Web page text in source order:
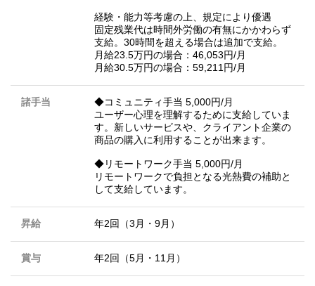
経験・能力等考慮の上、規定により優遇
固定残業代は時間外労働の有無にかかわらず
支給。30時間を超える場合は追加で支給。
月給23.5万円の場合：46,053円/月
月給30.5万円の場合：59,211円/月
諸手当
◆コミュニティ手当 5,000円/月
ユーザー心理を理解するために支給していま
す。新しいサービスや、クライアント企業の
商品の購入に利用することが出来ます。
◆リモートワーク手当 5,000円/月
リモートワークで負担となる光熱費の補助と
して支給しています。
昇給 年2回（3月・9月）
賞与 年2回（5月・11月）